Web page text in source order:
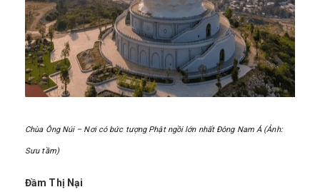
Chùa Ông Núi – Nơi có bức tượng Phật ngồi lớn nhất Đông Nam Á (Ảnh:
Sưu tầm)
Đầm Thị Nại